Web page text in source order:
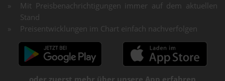
Mit Preisbenachrichtigungen immer auf dem aktuellen
Stand
Preisentwicklungen im Chart einfach nachverfolgen